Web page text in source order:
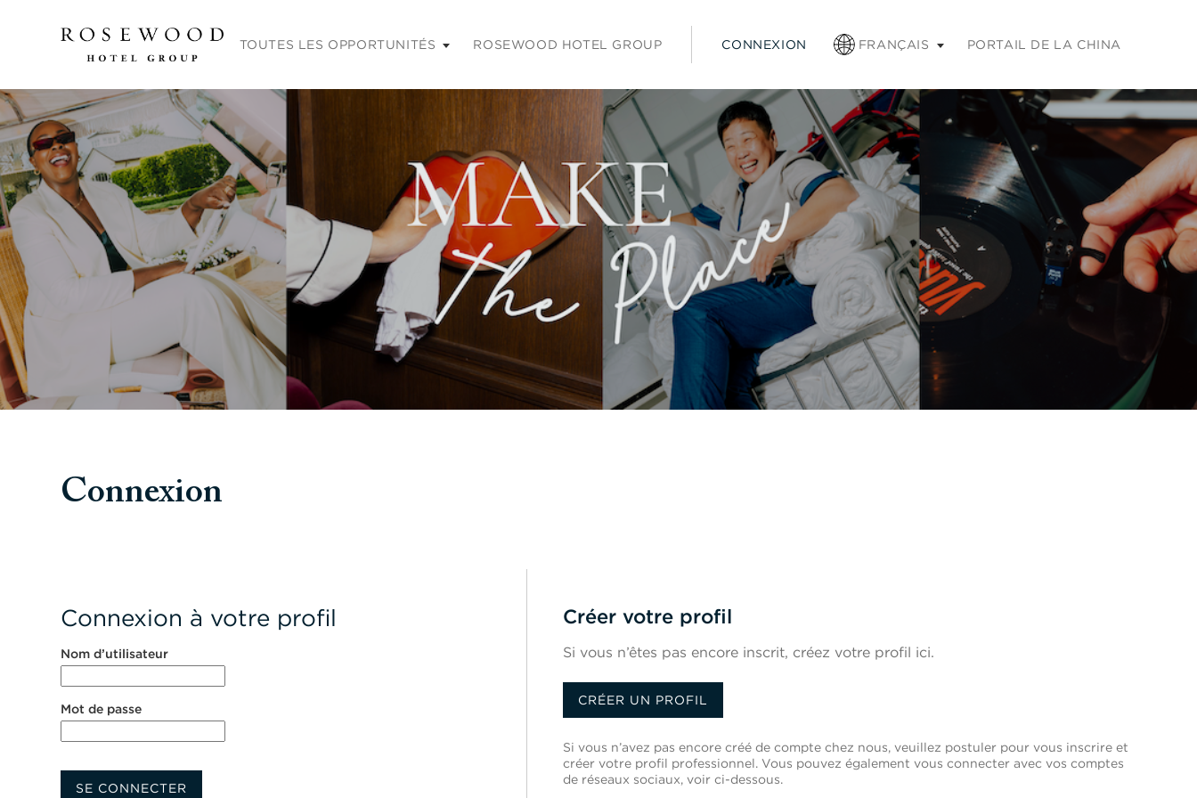
Menu principal. Appuyez sur les touches Entrée ou Espace pour agrandir et sur la touche Échap pour réduire
TOUTES LES OPPORTUNITÉS ROSEWOOD HOTEL GROUP CONNEXION FRANÇAIS PORTAIL DE LA CHINA
Connexion
Connexion à votre profil
Nom d’utilisateur
Mot de passe
SE CONNECTER
Créer votre profil
Si vous n’êtes pas encore inscrit, créez votre profil ici.
CRÉER UN PROFIL
Si vous n’avez pas encore créé de compte chez nous, veuillez postuler pour vous inscrire et
créer votre profil professionnel. Vous pouvez également vous connecter avec vos comptes
de réseaux sociaux, voir ci-dessous.